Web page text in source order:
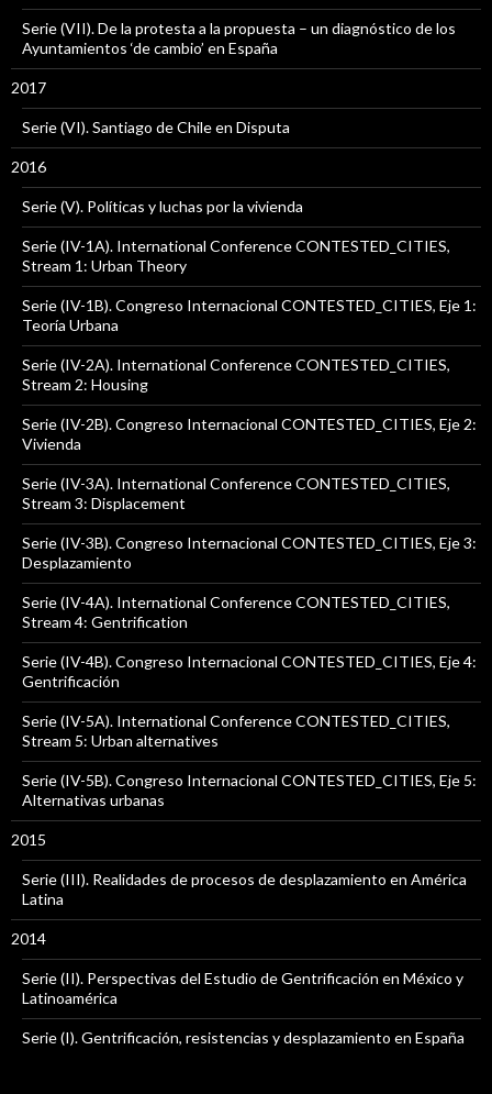
Serie (VII). De la protesta a la propuesta – un diagnóstico de los
Ayuntamientos ‘de cambio’ en España
2017
Serie (VI). Santiago de Chile en Disputa
2016
Serie (V). Políticas y luchas por la vivienda
Serie (IV-1A). International Conference CONTESTED_CITIES,
Stream 1: Urban Theory
Serie (IV-1B). Congreso Internacional CONTESTED_CITIES, Eje 1:
Teoría Urbana
Serie (IV-2A). International Conference CONTESTED_CITIES,
Stream 2: Housing
Serie (IV-2B). Congreso Internacional CONTESTED_CITIES, Eje 2:
Vivienda
Serie (IV-3A). International Conference CONTESTED_CITIES,
Stream 3: Displacement
Serie (IV-3B). Congreso Internacional CONTESTED_CITIES, Eje 3:
Desplazamiento
Serie (IV-4A). International Conference CONTESTED_CITIES,
Stream 4: Gentrification
Serie (IV-4B). Congreso Internacional CONTESTED_CITIES, Eje 4:
Gentrificación
Serie (IV-5A). International Conference CONTESTED_CITIES,
Stream 5: Urban alternatives
Serie (IV-5B). Congreso Internacional CONTESTED_CITIES, Eje 5:
Alternativas urbanas
2015
Serie (III). Realidades de procesos de desplazamiento en América
Latina
2014
Serie (II). Perspectivas del Estudio de Gentrificación en México y
Latinoamérica
Serie (I). Gentrificación, resistencias y desplazamiento en España